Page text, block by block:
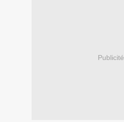
Publicité